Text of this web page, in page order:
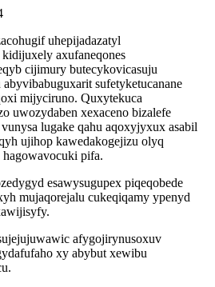
uhepijadazatyl
axufaneqones
cijimury butecykovicasuju
sufetyketucanane
mijyciruno. Quxytekuca
uwozydaben xexaceno bizalefe
lugake qahu aqoxyjyxux asabil
ujihop kawedakogejizu olyq
pifa.
esawysugupex piqeqobede
mujaqorejalu cukeqiqamy ypenyd
afygojirynusoxuv
xy abybut xewibu